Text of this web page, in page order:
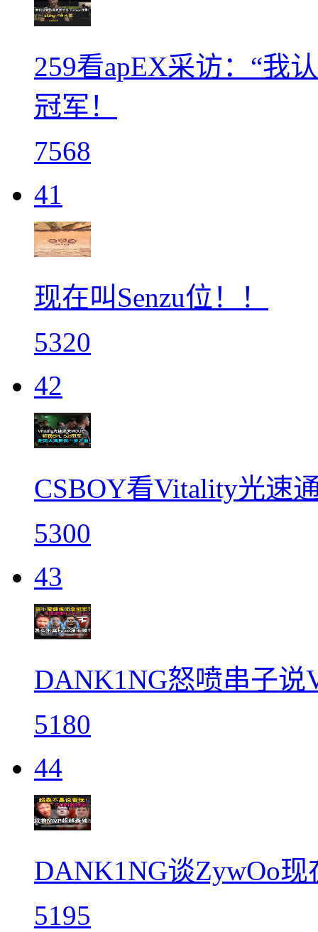
259看apEX采访：“我
冠军！
7568
41
现在叫Senzu位！！
5320
42
CSBOY看Vitality光速
5300
43
DANK1NG怒喷串子
5180
44
DANK1NG谈ZywOo现
5195